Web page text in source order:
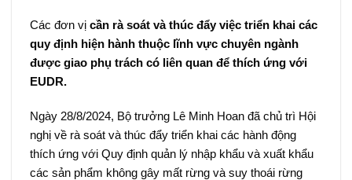
Các đơn vị cần rà soát và thúc đẩy việc triển khai các
quy định hiện hành thuộc lĩnh vực chuyên ngành
được giao phụ trách có liên quan để thích ứng với
EUDR.
Ngày 28/8/2024, Bộ trưởng Lê Minh Hoan đã chủ trì Hội
nghị về rà soát và thúc đẩy triển khai các hành động
thích ứng với Quy định quản lý nhập khẩu và xuất khẩu
các sản phẩm không gây mất rừng và suy thoái rừng